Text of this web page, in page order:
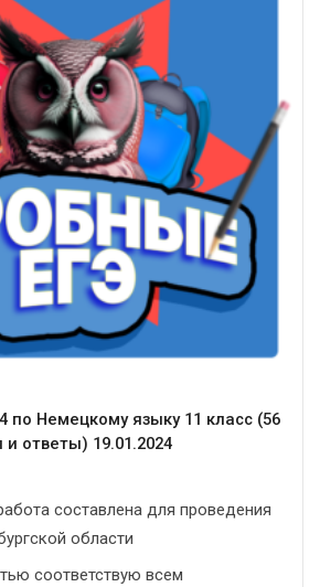
по Немецкому языку 11 класс (56
и ответы) 19.01.2024
составлена для проведения
области
соответствую всем